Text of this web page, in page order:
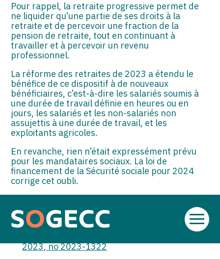
Aller
Pour rappel, la retraite progressive permet de
ne liquider qu’une partie de ses droits à la
retraite et de percevoir une fraction de la
pension de retraite, tout en continuant à
travailler et à percevoir un revenu
professionnel.
La réforme des retraites de 2023 a étendu le
bénéfice de ce dispositif à de nouveaux
bénéficiaires, c’est-à-dire les salariés soumis à
une durée de travail définie en heures ou en
jours, les salariés et les non-salariés non
assujettis à une durée de travail, et les
exploitants agricoles.
En revanche, rien n’était expressément prévu
pour les mandataires sociaux. La loi de
financement de la Sécurité sociale pour 2024
corrige cet oubli.
Loi de financement de la Sécurité sociale pour
2024 du 26 décembre 2023, no 2023-1250
2023, no 2023-1322